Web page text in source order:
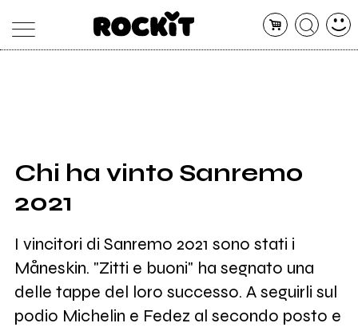
SHOP
RADIO
Chi ha vinto Sanremo
2021
I vincitori di Sanremo 2021 sono stati i
Måneskin. "Zitti e buoni" ha segnato una
delle tappe del loro successo. A seguirli sul
podio Michelin e Fedez al secondo posto e